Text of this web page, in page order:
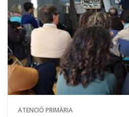
ATENCIÓ PRIMÀRIA